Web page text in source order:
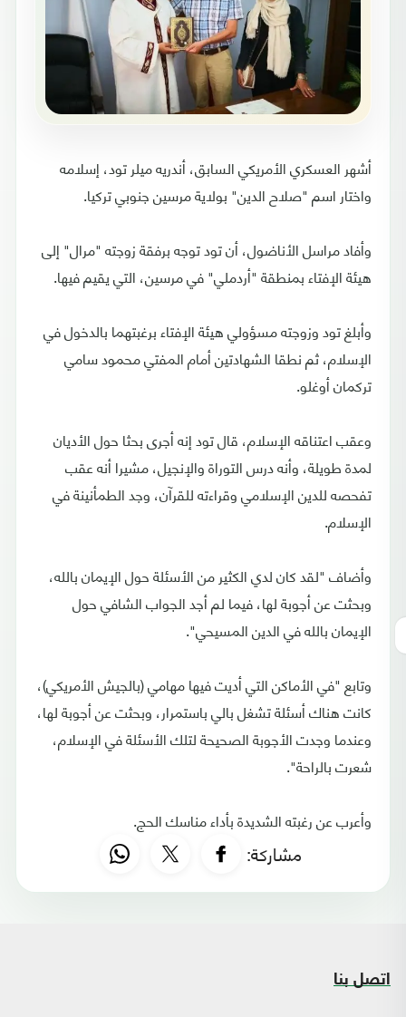
أشهر العسكري الأمريكي السابق، أندريه ميلر تود، إسلامه
واختار اسم "صلاح الدين" بولاية مرسين جنوبي تركيا.
وأفاد مراسل الأناضول، أن تود توجه برفقة زوجته "مرال" إلى
هيئة الإفتاء بمنطقة "أردملي" في مرسين، التي يقيم فيها.
وأبلغ تود وزوجته مسؤولي هيئة الإفتاء برغبتهما بالدخول في
الإسلام، ثم نطقا الشهادتين أمام المفتي محمود سامي
تركمان أوغلو.
وعقب اعتناقه الإسلام، قال تود إنه أجرى بحثا حول الأديان
لمدة طويلة، وأنه درس التوراة والإنجيل، مشيرا أنه عقب
تفحصه للدين الإسلامي وقراءته للقرآن، وجد الطمأنينة في
الإسلام.
وأضاف "لقد كان لدي الكثير من الأسئلة حول الإيمان بالله،
وبحثت عن أجوبة لها، فيما لم أجد الجواب الشافي حول
الإيمان بالله في الدين المسيحي".
وتابع "في الأماكن التي أديت فيها مهامي (بالجيش الأمريكي)،
كانت هناك أسئلة تشغل بالي باستمرار، وبحثت عن أجوبة لها،
وعندما وجدت الأجوبة الصحيحة لتلك الأسئلة في الإسلام،
شعرت بالراحة".
وأعرب عن رغبته الشديدة بأداء مناسك الحج.
مشاركة:
اتصل بنا